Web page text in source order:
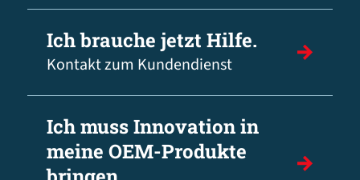
Ich brauche jetzt Hilfe.
Kontakt zum Kundendienst
Ich muss Innovation in
meine OEM-Produkte